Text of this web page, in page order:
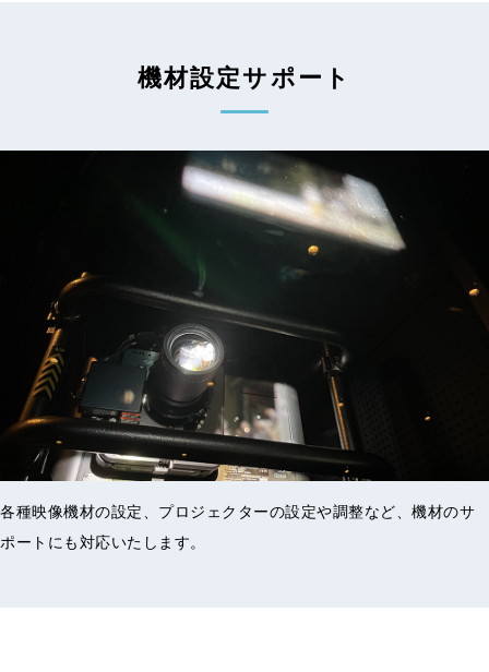
機材設定サポート
各種映像機材の設定、プロジェクターの設定や調整など、機材のサ
ポートにも対応いたします。